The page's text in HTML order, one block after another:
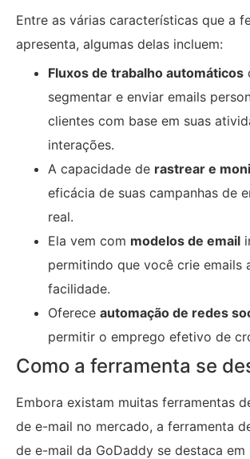
Entre as várias características que a
apresenta, algumas delas incluem:
Fluxos de trabalho automáticos
segmentar e enviar emails
clientes com base em suas
interações.
A capacidade de rastrear e
eficácia de suas campanhas de
real.
Ela vem com modelos de email
permitindo que você crie emails
facilidade.
Oferece automação de redes
permitir o emprego efetivo de
Como a ferramenta se
Embora existam muitas ferramentas
de e-mail no mercado, a ferramenta
de e-mail da GoDaddy se destaca em